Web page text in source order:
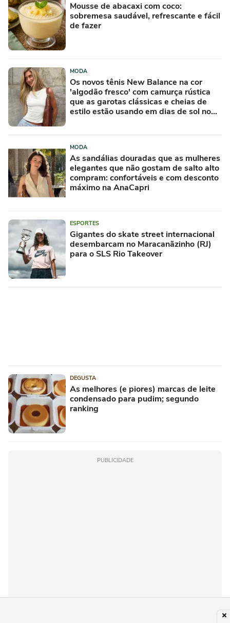
Mousse de abacaxi com coco:
sobremesa saudável, refrescante e fácil
de fazer
MODA
Os novos tênis New Balance na cor
'algodão fresco' com camurça rústica
que as garotas clássicas e cheias de
estilo estão usando em dias de sol no
MODA
As sandálias douradas que as mulheres
elegantes que não gostam de salto alto
compram: confortáveis e com desconto
máximo na AnaCapri
ESPORTES
Gigantes do skate street internacional
desembarcam no Maracanãzinho (RJ)
para o SLS Rio Takeover
DEGUSTA
As melhores (e piores) marcas de leite
condensado para pudim; segundo
ranking
PUBLICIDADE